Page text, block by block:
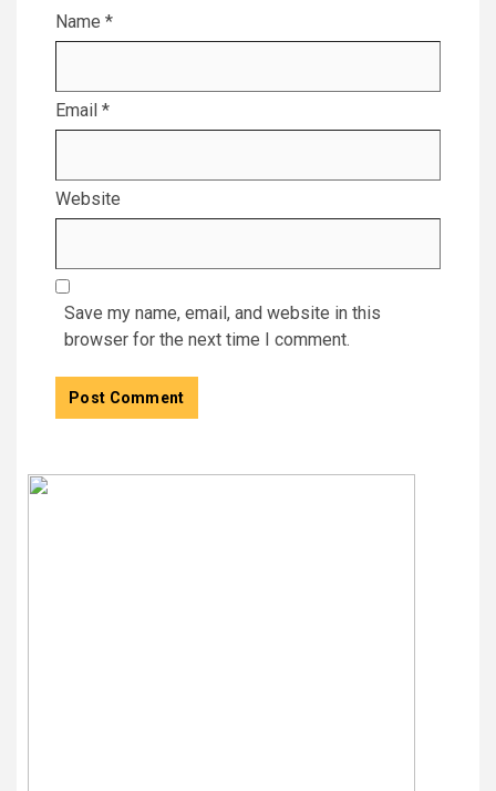
Name *
Email *
Website
Save my name, email, and website in this
browser for the next time I comment.